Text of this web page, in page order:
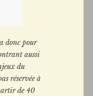
donc pour
aussi
du
réservée à
de 40